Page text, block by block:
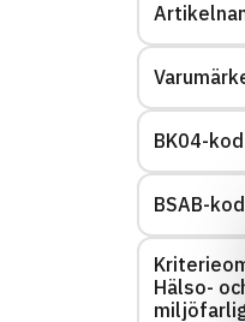
BK04-kod
BSAB-kod
Hälso-